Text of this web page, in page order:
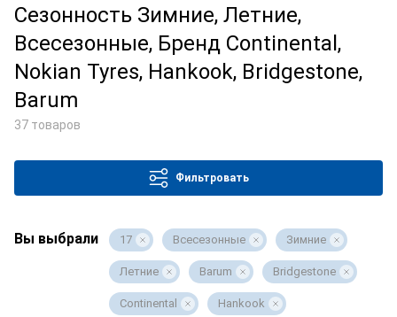
Сезонность Зимние, Летние,
Всесезонные, Бренд Continental,
Nokian Tyres, Hankook, Bridgestone,
Barum
37 товаров
Фильтровать
Вы выбрали 17 Всесезонные Зимние
Летние Barum Bridgestone
Continental Hankook